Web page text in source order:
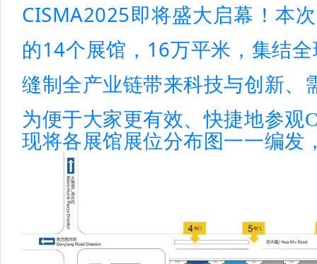
CISMA2025即将盛大启幕！ 本
的14个展馆，16万平米，集结
缝制全产业链带来科技与创新、
为便于大家更有效、快捷地参观
现将各展馆展位分布图一一编发